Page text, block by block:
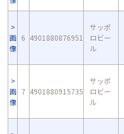
画
像
6 4901880876951
サッポ
ロビー
ル
画
像
7 4901880915735
サッポ
ロビー
ル